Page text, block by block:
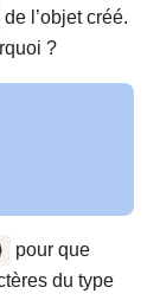
de l’objet créé.
?
pour que
du type